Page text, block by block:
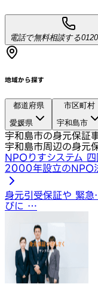
電話で無料相談する
地域から探す
都道府県
愛媛県
市区町村
宇和島市
宇和島市の身元保証
宇和島市周辺の身元
NPOりすシステム
2000年設立のNPO
身元引受保証や 緊
びに …